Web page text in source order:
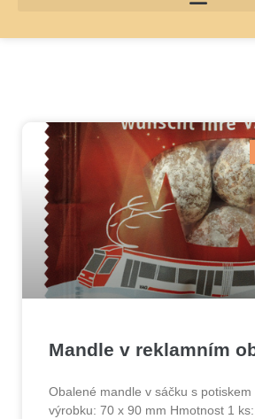
Mandle v reklamním
Obalené mandle v sáčku s potiskem
výrobku: 70 x 90 mm Hmotnost 1